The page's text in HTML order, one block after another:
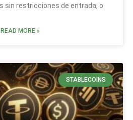
sin restricciones de entrada, o
READ MORE »
STABLECOINS